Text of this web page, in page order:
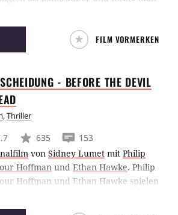
FILM VORMERKEN
- BEFORE THE DEVIL
,Thriller
635
153
von Sidney Lumet mit Philip
Hoffman und Ethan Hawke. Philip
Hoffman und Ethan Hawke spielen
den Überfall auf einen